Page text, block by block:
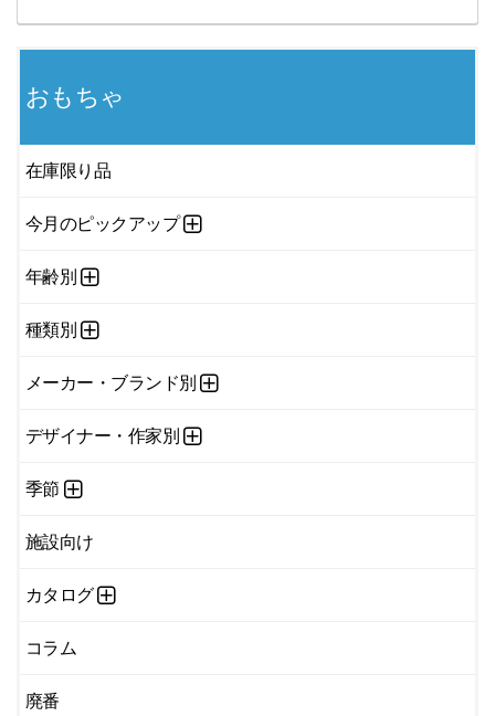
おもちゃ
在庫限り品
今月のピックアップ
年齢別
種類別
メーカー・ブランド別
デザイナー・作家別
季節
施設向け
カタログ
コラム
廃番